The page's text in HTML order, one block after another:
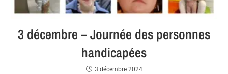
3 décembre – Journée des personnes
handicapées
3 décembre 2024